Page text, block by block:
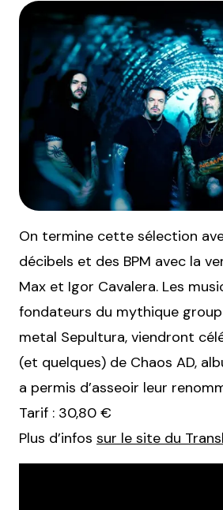
On termine cette sélection
décibels et des BPM avec la
Max et Igor Cavalera. Les
fondateurs du mythique
metal Sepultura, viendront
(et quelques) de Chaos AD,
a permis d’asseoir leur
Tarif : 30,80 €
Plus d’infos sur le site du